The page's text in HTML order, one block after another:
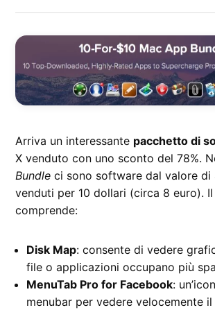
Arriva un interessante pacchetto di
X venduto con uno sconto del 78%.
Bundle ci sono software dal valore di
venduti per 10 dollari (circa 8 euro).
comprende:
Disk Map: consente di vedere
file o applicazioni occupano più
MenuTab Pro for Facebook:
menubar per vedere velocemente